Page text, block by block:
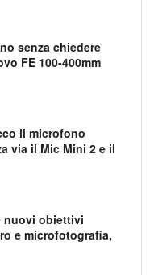
senza chiedere
FE 100-400mm
il microfono
via il Mic Mini 2 e il
nuovi obiettivi
e microfotografia,